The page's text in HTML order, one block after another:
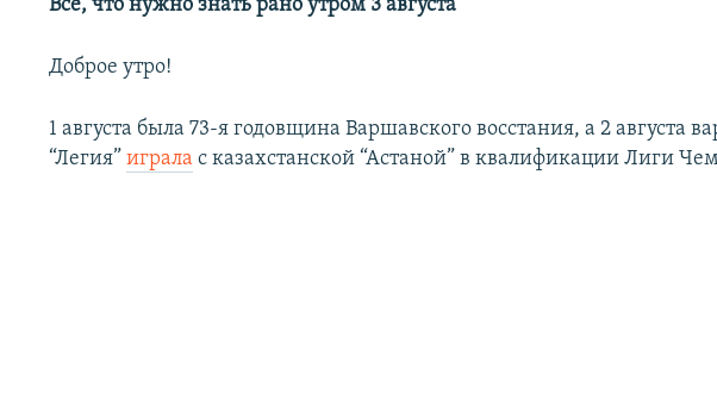
Все, что нужно знать рано утром 3 августа
Доброе утро!
1 августа была 73-я годовщина Варшавского восстания, а 2 августа
“Легия”играла с казахстанской “Астаной” в квалификации Лиги